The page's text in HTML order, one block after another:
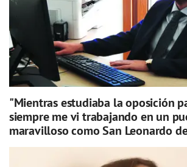
"Mientras estudiaba la oposición
siempre me vi trabajando en un
maravilloso como San Leonardo